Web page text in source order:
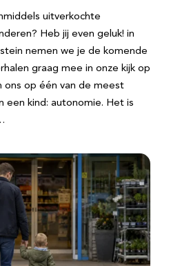
uitverkochte
Heb jij even geluk! in
nemen we je de komende
graag mee in onze kijk op
ons op één van de meest
een kind: autonomie. Het is